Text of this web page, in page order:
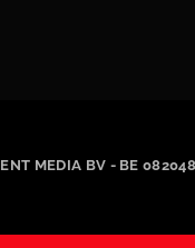
MEDIA BV - BE